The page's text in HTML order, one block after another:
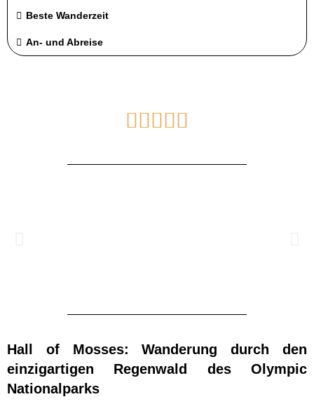
Beste Wanderzeit
An- und Abreise

Hall of Mosses: Wanderung durch den
einzigartigen Regenwald des Olympic
Nationalparks